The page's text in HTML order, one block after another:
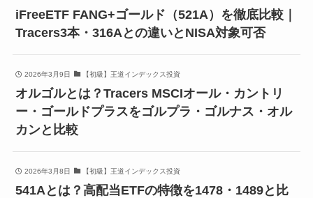
iFreeETF FANG+ゴールド（521A）を徹底比較｜
Tracers3本・316Aとの違いとNISA対象可否
2026年3月9日 【初級】王道インデックス投資
オルゴルとは？Tracers MSCIオール・カントリ
ー・ゴールドプラスをゴルプラ・ゴルナス・オル
カンと比較
2026年3月8日 【初級】王道インデックス投資
541Aとは？高配当ETFの特徴を1478・1489と比